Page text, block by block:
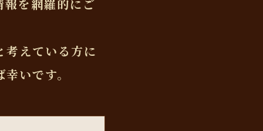
を網羅的にご
えている方に
いです。